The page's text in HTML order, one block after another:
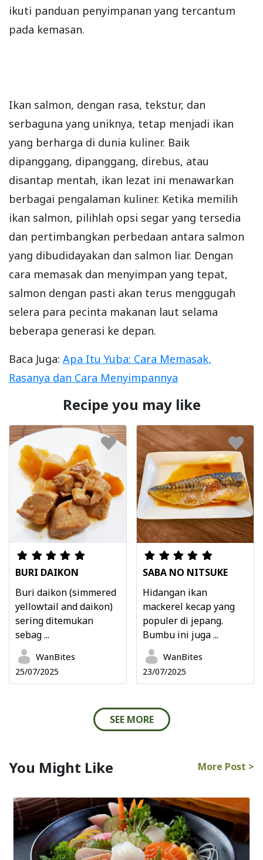
ikuti panduan penyimpanan yang tercantum
pada kemasan.
Ikan salmon, dengan rasa, tekstur, dan
serbaguna yang uniknya, tetap menjadi ikan
yang berharga di dunia kuliner. Baik
dipanggang, dipanggang, direbus, atau
disantap mentah, ikan lezat ini menawarkan
berbagai pengalaman kuliner. Ketika memilih
ikan salmon, pilihlah opsi segar yang tersedia
dan pertimbangkan perbedaan antara salmon
yang dibudidayakan dan salmon liar. Dengan
cara memasak dan menyimpan yang tepat,
salmon dengan pasti akan terus menggugah
selera para pecinta makanan laut selama
beberapa generasi ke depan.
Baca Juga: Apa Itu Yuba: Cara Memasak,
Rasanya dan Cara Menyimpannya
Recipe you may like
BURI DAIKON
Buri daikon (simmered
yellowtail and daikon)
sering ditemukan
sebag ...
WanBites
25/07/2025
SABA NO NITSUKE
Hidangan ikan
mackerel kecap yang
populer di jepang.
Bumbu ini juga ...
WanBites
23/07/2025
SEE MORE
You Might Like More Post >